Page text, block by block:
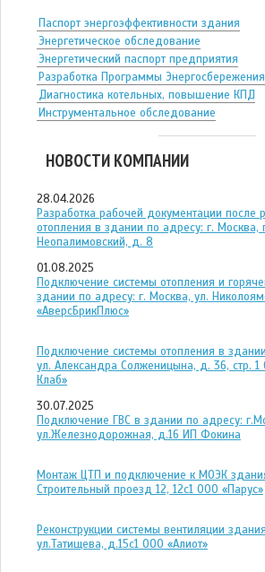
Паспорт энергоэффективности здания
Энергетическое обследование
Энергетический паспорт предприятия
Разработка Программы Энергосбережения
Диагностика котельных, повышение КПД
Инструментальное обследование
НОВОСТИ КОМПАНИИ
28.04.2026
Разработка рабочей документации после
отопления в здании по адресу: г. Москва,
Неопалимовский, д. 8
01.08.2025
Подключение системы отопления и
здании по адресу: г. Москва, ул.
«АверсБрикПлюс»
Подключение системы отопления в
ул. Александра Солженицына, д. 36, стр.
Клаб»
30.07.2025
Подключение ГВС в здании по адресу:
ул.Железнодорожная, д.16 ИП Фокина
Монтаж ЦТП и подключение к МОЭК
Строительный проезд 12, 12с1 ООО «Парус»
Реконструкции системы вентиляции
ул.Татищева, д.15с1 ООО «Алиот»